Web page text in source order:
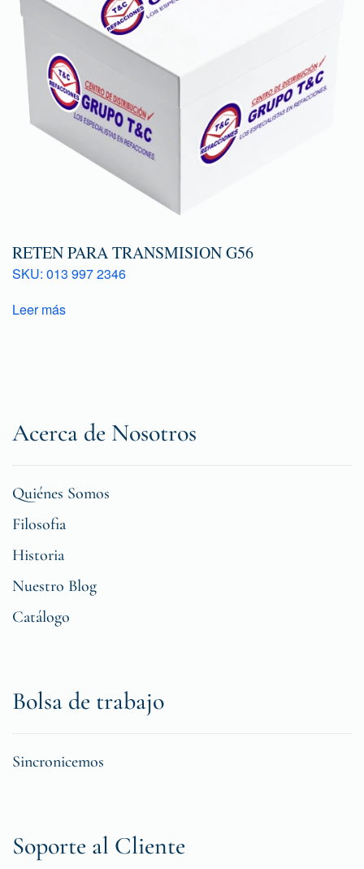
RETEN PARA TRANSMISION G56
SKU: 013 997 2346
Leer más
Acerca de Nosotros
Quiénes Somos
Filosofia
Historia
Nuestro Blog
Catálogo
Bolsa de trabajo
Sincronicemos
Soporte al Cliente